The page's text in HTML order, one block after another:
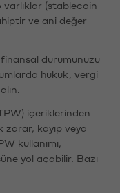
(stablecoin
ve ani değer
durumunuzu
hukuk, vergi
içeriklerinden
zarar, kayıp veya
kullanımı,
yol açabilir. Bazı